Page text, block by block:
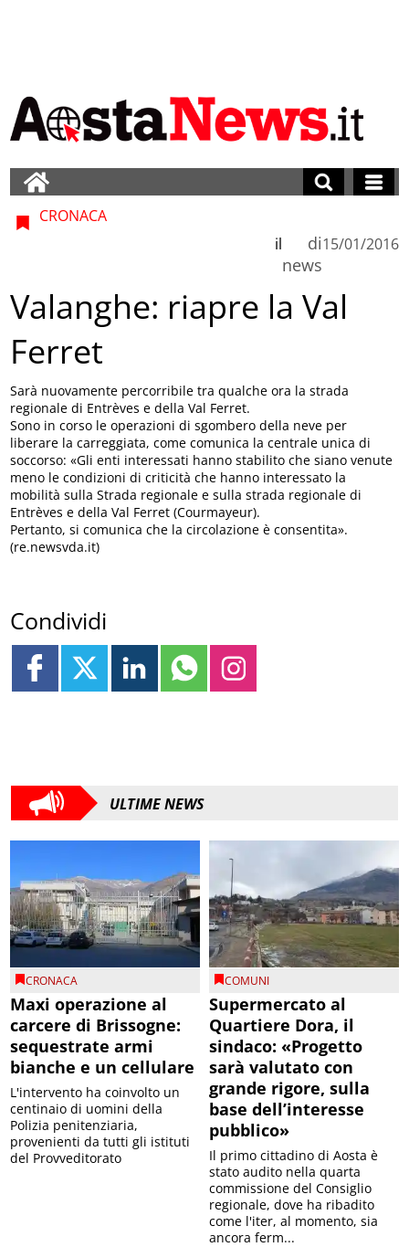
CRONACA
di
news
il 15/01/2016
Valanghe: riapre la Val
Ferret
Sarà nuovamente percorribile tra qualche ora la strada
regionale di Entrèves e della Val Ferret.
Sono in corso le operazioni di sgombero della neve per
liberare la carreggiata, come comunica la centrale unica di
soccorso: «Gli enti interessati hanno stabilito che siano venute
meno le condizioni di criticità che hanno interessato la
mobilità sulla Strada regionale e sulla strada regionale di
Entrèves e della Val Ferret (Courmayeur).
Pertanto, si comunica che la circolazione è consentita».
(re.newsvda.it)
Condividi
ULTIME NEWS
CRONACA
Maxi operazione al
carcere di Brissogne:
sequestrate armi
bianche e un cellulare
L'intervento ha coinvolto un
centinaio di uomini della
Polizia penitenziaria,
provenienti da tutti gli istituti
del Provveditorato
COMUNI
Supermercato al
Quartiere Dora, il
sindaco: «Progetto
sarà valutato con
grande rigore, sulla
base dell’interesse
pubblico»
Il primo cittadino di Aosta è
stato audito nella quarta
commissione del Consiglio
regionale, dove ha ribadito
come l'iter, al momento, sia
ancora ferm...